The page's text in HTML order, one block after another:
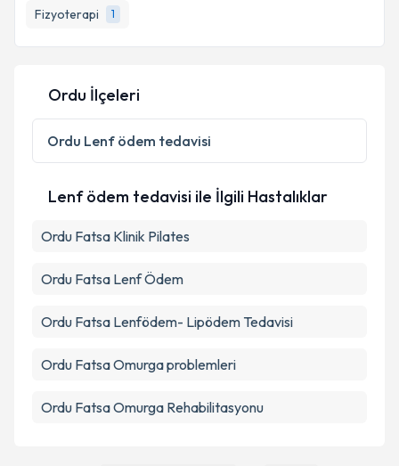
Fizyoterapi
1
E-posta Adresiniz
Kişisel verilerimin işlenmesine ilişkinAydınlatma
Metni 'ni okudum ve kişisel verilerimin belirtilen
kapsamda işlenmesini kabul ediyorum.
Takvim Talebini Gönder
Ordu İlçeleri
Ordu Lenf ödem tedavisi
Lenf ödem tedavisi ile İlgili Hastalıklar
Ordu Fatsa Klinik Pilates
Ordu Fatsa Lenf Ödem
Ordu Fatsa Lenfödem- Lipödem Tedavisi
Ordu Fatsa Omurga problemleri
Ordu Fatsa Omurga Rehabilitasyonu